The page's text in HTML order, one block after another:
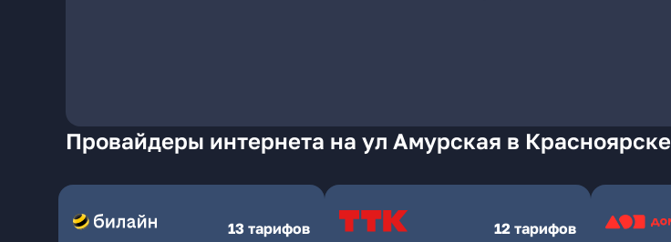
Провайдеры интернета на ул Амурская в Красноярске
13 тарифов 12 тарифов